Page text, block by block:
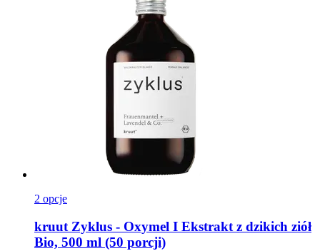
2 opcje
kruut Zyklus -​ Oxymel I Ekstrakt z dzikich ziół
Bio, 500 ml (50 porcji)